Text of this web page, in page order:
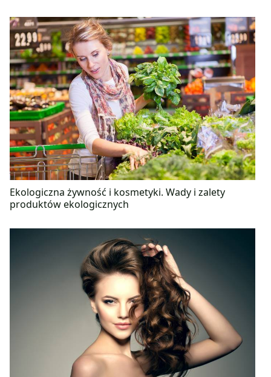
Ekologiczna żywność i kosmetyki. Wady i zalety
produktów ekologicznych